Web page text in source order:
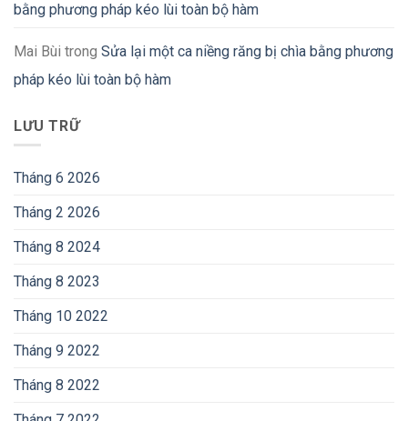
bằng phương pháp kéo lùi toàn bộ hàm
Mai Bùi trong Sửa lại một ca niềng răng bị chìa bằng phương
pháp kéo lùi toàn bộ hàm
LƯU TRỮ
Tháng 6 2026
Tháng 2 2026
Tháng 8 2024
Tháng 8 2023
Tháng 10 2022
Tháng 9 2022
Tháng 8 2022